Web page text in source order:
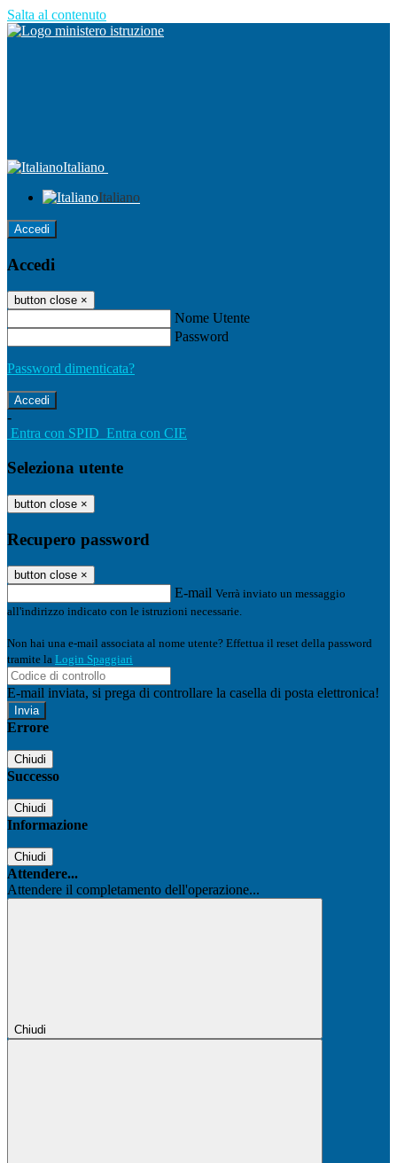
Salta al contenuto
Italiano
Italiano
Accedi
Accedi
button close ×
Nome Utente
Password
Password dimenticata?
-
Entra con SPID Entra con CIE
Seleziona utente
button close ×
Recupero password
button close ×
E-mail Verrà inviato un messaggio
all'indirizzo indicato con le istruzioni necessarie.
Non hai una e-mail associata al nome utente? Effettua il reset della password
tramite la Login Spaggiari
E-mail inviata, si prega di controllare la casella di posta elettronica!
Errore
Chiudi
Successo
Chiudi
Informazione
Chiudi
Attendere...
Attendere il completamento dell'operazione...
Chiudi